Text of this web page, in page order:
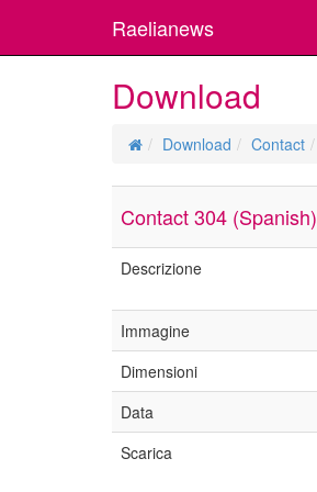
Raelianews
Download
Download Contact
Contact 304 (Spanish)
Descrizione
Immagine
Dimensioni
Data
Scarica